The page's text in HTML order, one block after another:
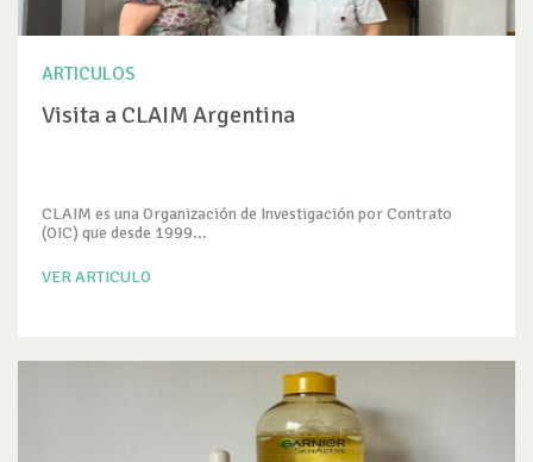
ARTICULOS
Visita a CLAIM Argentina
CLAIM es una Organización de Investigación por Contrato
(OIC) que desde 1999...
VER ARTICULO